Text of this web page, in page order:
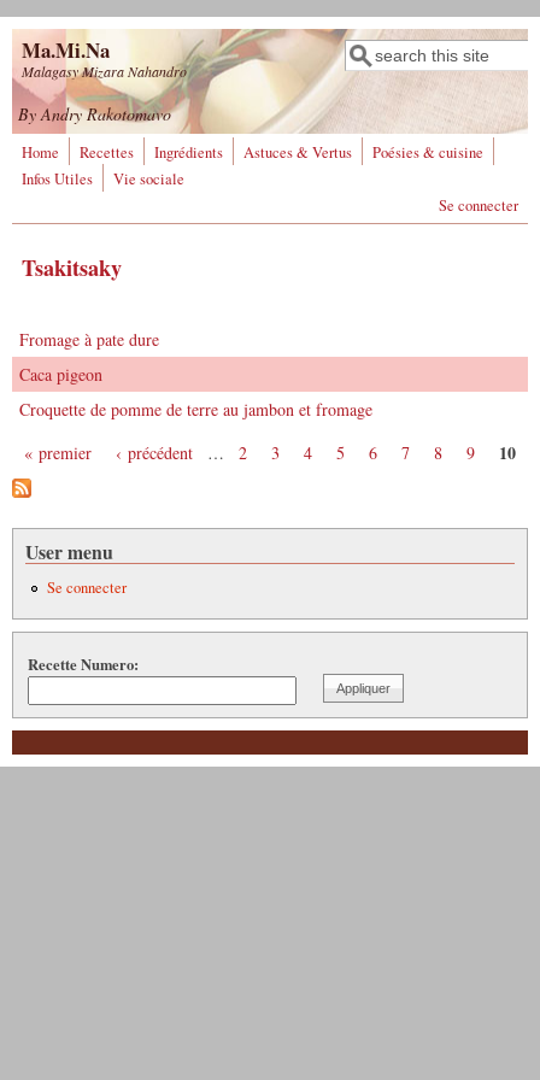
Aller au contenu principal
Ma.Mi.Na
Malagasy Mizara Nahandro
Formulaire de
recherche
Rechercher
By Andry Rakotomavo
Home Recettes Ingrédients Astuces & Vertus
Poésies & cuisine
Infos Utiles
Vie sociale
Se connecter
Tsakitsaky
Fromage à pate dure
Caca pigeon
Croquette de pomme de terre au jambon et fromage
Pages
« premier ‹ précédent … 2 3 4 5 6 7 8 9 10
User menu
Se connecter
Recette Numero: